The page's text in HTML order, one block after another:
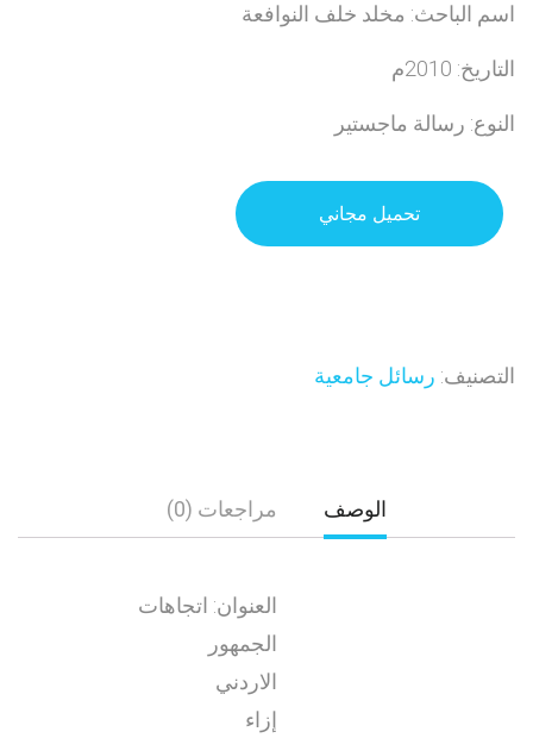
اسم الباحث: مخلد خلف النوافعة
التاريخ: 2010م
النوع: رسالة ماجستير
تحميل مجاني
التصنيف: رسائل جامعية
الوصف مراجعات (0)
العنوان: اتجاهات
الجمهور
الاردني
إزاء